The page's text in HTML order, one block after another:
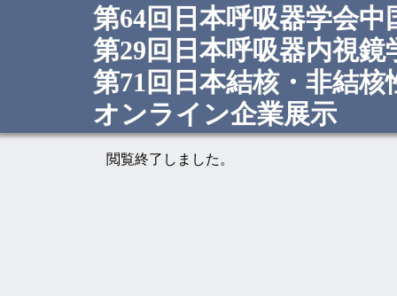
第64回日本呼吸器学会中
第29回日本呼吸器内視
第71回日本結核・非結
オンライン企業展示
閲覧終了しました。